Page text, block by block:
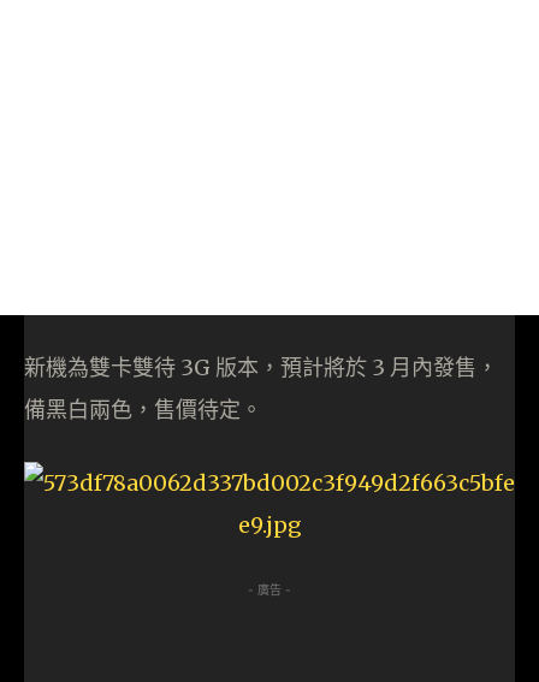
新機為雙卡雙待 3G 版本，預計將於 3 月內發售，
備黑白兩色，售價待定。
- 廣告 -